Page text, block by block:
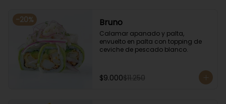
-20% Bruno
Calamar apanado y palta,
envuelto en palta con topping de
ceviche de pescado blanco.
$9.000$11.250